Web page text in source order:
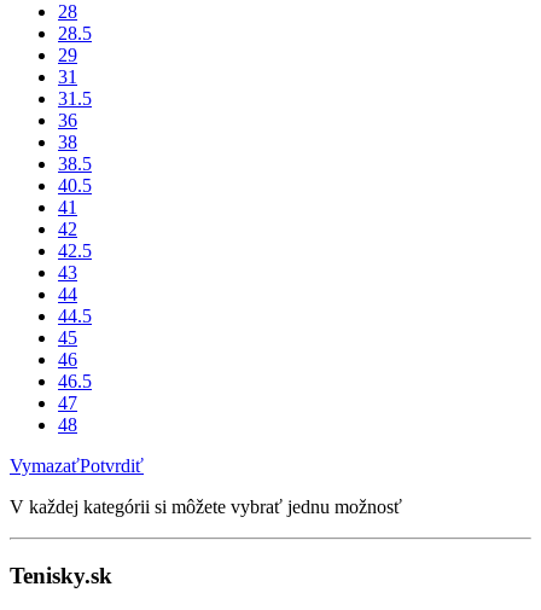
28
28.5
29
31
31.5
36
38
38.5
40.5
41
42
42.5
43
44
44.5
45
46
46.5
47
48
VymazaťPotvrdiť
V každej kategórii si môžete vybrať jednu možnosť
Tenisky.sk